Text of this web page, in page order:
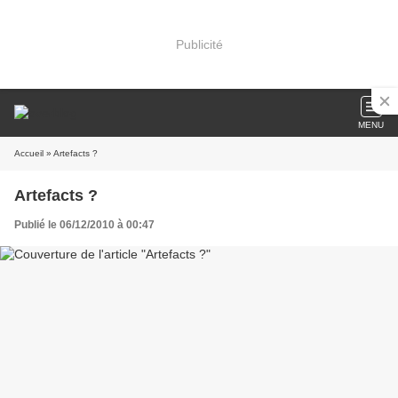
Publicité
MENU
Accueil » Artefacts ?
Artefacts ?
Publié le 06/12/2010 à 00:47